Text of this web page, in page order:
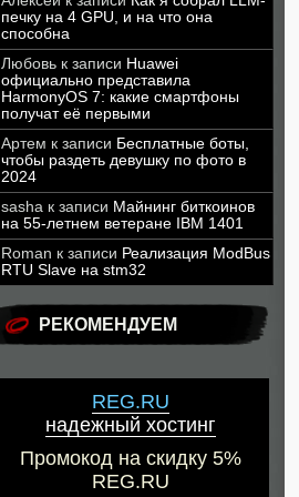
печку на 4 GPU, и на что она
способна
Любовь к записи Huawei
официально представила
HarmonyOS 7: какие смартфоны
получат её первыми
Артем к записи Бесплатные боты,
чтобы раздеть девушку по фото в
2024
sasha к записи Майнинг биткоинов
на 55-летнем ветеране IBM 1401
Roman к записи Реализация ModBus
RTU Slave на stm32
РЕКОМЕНДУЕМ
REG.RU
надежный хостинг
Промокод на скидку 5%
REG.RU